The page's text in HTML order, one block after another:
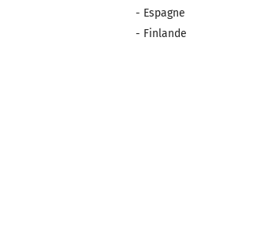
- Espagne
- Finlande